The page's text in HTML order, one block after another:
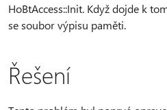
HoBtAccess::Init. Když dojde k
se soubor výpisu paměti.
Řešení